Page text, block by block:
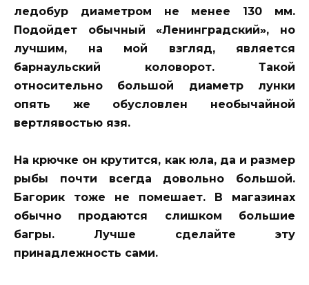
ледобур диаметром не менее 130 мм.
Подойдет обычный «Ленинградский», но
лучшим, на мой взгляд, является
барнаульский коловорот. Такой
относительно большой диаметр лунки
опять же обусловлен необычайной
вертлявостью язя.
На крючке он крутится, как юла, да и размер
рыбы почти всегда довольно большой.
Багорик тоже не помешает. В магазинах
обычно продаются слишком большие
багры. Лучше сделайте эту
принадлежность сами.